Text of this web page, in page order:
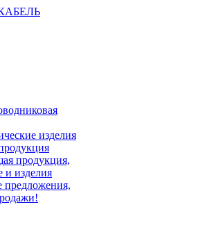
изделия
продукция,
и изделия
предложения,